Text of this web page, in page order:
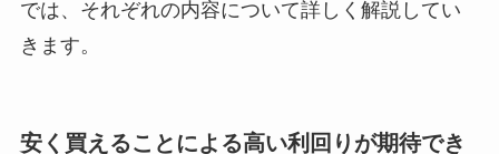
では、それぞれの内容について詳しく解説してい
きます。
安く買えることによる高い利回りが期待でき